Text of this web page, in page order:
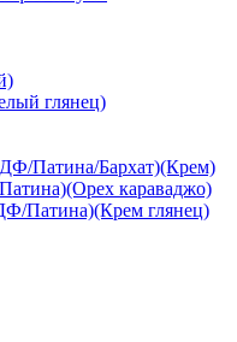
глянец)
Патина/Бархат)(Крем)
караваджо)
Патина)(Крем глянец)